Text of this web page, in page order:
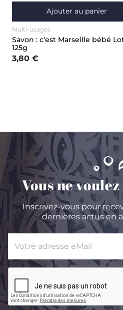
Ajouter au panier
Multi-usages
Savon : c'est Marseille bébé
125g
3,80 €
Vous ne
Inscrivez-vous pour
dernières actus en